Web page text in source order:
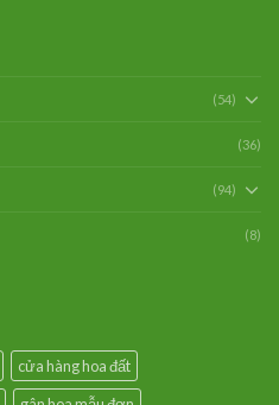
(54)
(36)
(94)
(8)
cửa hàng hoa đất